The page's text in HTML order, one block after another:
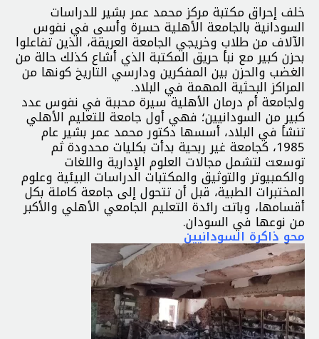
خلف إحراق مكتبة مركز محمد عمر بشير للدراسات
السودانية بالجامعة الأهلية حسرة وأسى في نفوس
الآلاف من طلاب وخريجي الجامعة العريقة، الذين تفاعلوا
بحزن كبير مع نبأ حريق المكتبة الذي أشاع كذلك حالة من
الغضب والحزن بين المفكرين ودارسي التاريخ كونها من
المراكز البحثية المهمة في البلاد.
ولجامعة أم درمان الأهلية سيرة محببة في نفوس عدد
كبير من السودانيين؛ فهي أول جامعة للتعليم الأهلي
تنشأ في البلاد، أسسها دكتور محمد عمر بشير عام
1985، كجامعة غير ربحية بدأت بكليات محدودة ثم
توسعت لتشمل مجالات العلوم الإدارية واللغات
والكمبيوتر والتوثيق والمكتبات الدراسات البيئية وعلوم
المختبرات الطبية، قبل أن تتحول إلى جامعة كاملة بكل
أقسامها، وباتت رائدة التعليم الجامعي الأهلي والأكبر
من نوعها في السودان.
محو ذاكرة السودانيين